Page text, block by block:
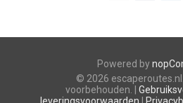
Powered by
© 2026
voorbehouden. |
leveringsvoorwaarden